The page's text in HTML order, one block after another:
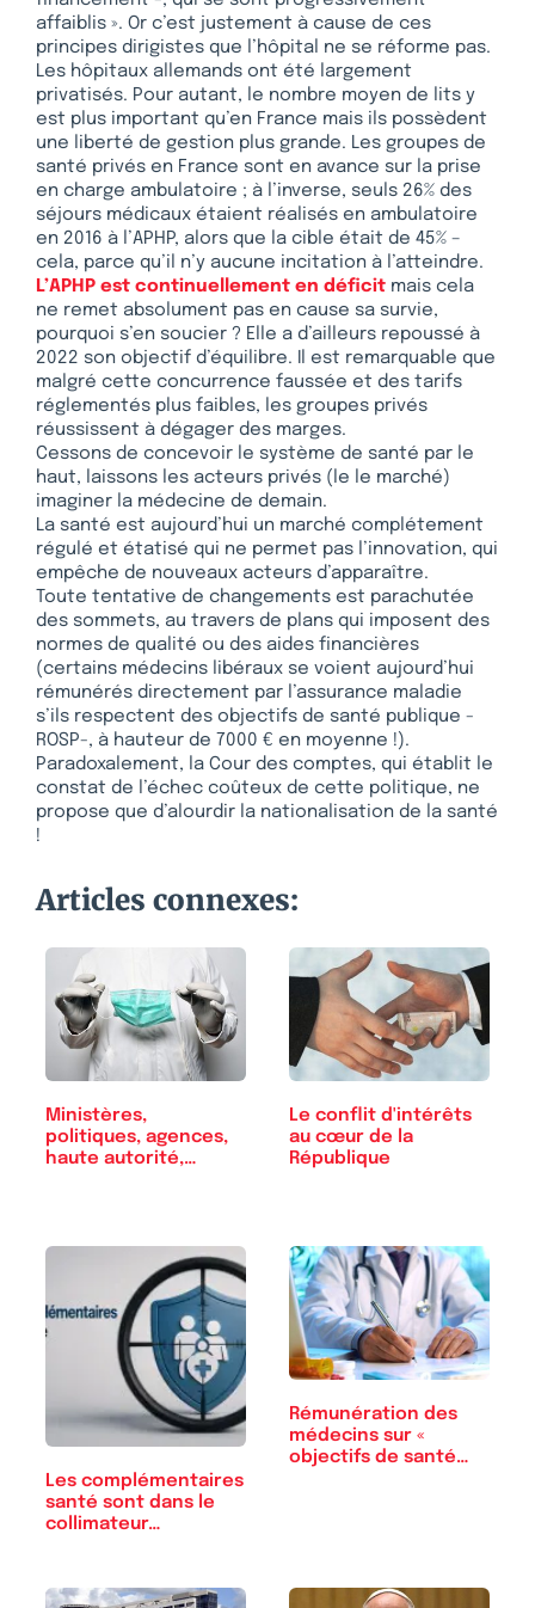
affaiblis ». Or c’est justement à cause de ces
principes dirigistes que l’hôpital ne se réforme pas.
Les hôpitaux allemands ont été largement
privatisés. Pour autant, le nombre moyen de lits y
est plus important qu’en France mais ils possèdent
une liberté de gestion plus grande. Les groupes de
santé privés en France sont en avance sur la prise
en charge ambulatoire ; à l’inverse, seuls 26% des
séjours médicaux étaient réalisés en ambulatoire
en 2016 à l’APHP, alors que la cible était de 45% –
cela, parce qu’il n’y aucune incitation à l’atteindre.
L’APHP est continuellement en déficit mais cela
ne remet absolument pas en cause sa survie,
pourquoi s’en soucier ? Elle a d’ailleurs repoussé à
2022 son objectif d’équilibre. Il est remarquable que
malgré cette concurrence faussée et des tarifs
réglementés plus faibles, les groupes privés
réussissent à dégager des marges.
Cessons de concevoir le système de santé par le
haut, laissons les acteurs privés (le le marché)
imaginer la médecine de demain.
La santé est aujourd’hui un marché complétement
régulé et étatisé qui ne permet pas l’innovation, qui
empêche de nouveaux acteurs d’apparaître.
Toute tentative de changements est parachutée
des sommets, au travers de plans qui imposent des
normes de qualité ou des aides financières
(certains médecins libéraux se voient aujourd’hui
rémunérés directement par l’assurance maladie
s’ils respectent des objectifs de santé publique -
ROSP-, à hauteur de 7000 € en moyenne !).
Paradoxalement, la Cour des comptes, qui établit le
constat de l’échec coûteux de cette politique, ne
propose que d’alourdir la nationalisation de la santé
!
Articles connexes:
Ministères,
politiques, agences,
haute autorité,…
Le conflit d'intérêts
au cœur de la
République
Les complémentaires
santé sont dans le
collimateur…
Rémunération des
médecins sur «
objectifs de santé…